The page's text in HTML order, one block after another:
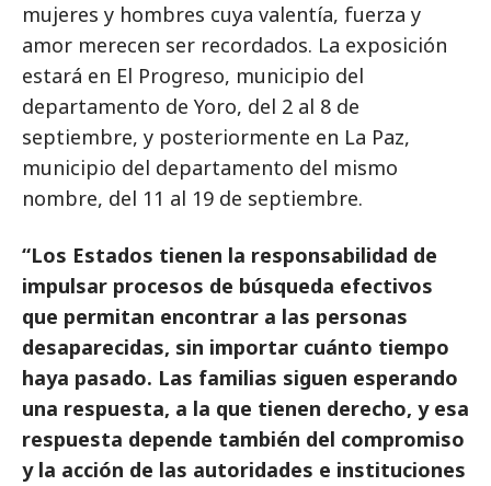
mujeres y hombres cuya valentía, fuerza y
amor merecen ser recordados. La exposición
estará en El Progreso, municipio del
departamento de Yoro, del 2 al 8 de
septiembre, y posteriormente en La Paz,
municipio del departamento del mismo
nombre, del 11 al 19 de septiembre.
“Los Estados tienen la responsabilidad de
impulsar procesos de búsqueda efectivos
que permitan encontrar a las personas
desaparecidas, sin importar cuánto tiempo
haya pasado. Las familias siguen esperando
una respuesta, a la que tienen derecho, y esa
respuesta depende también del compromiso
y la acción de las autoridades e instituciones